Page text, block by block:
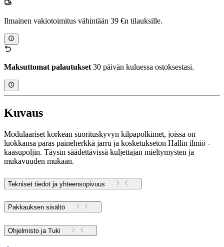
Ilmainen vakiotoimitus vähintään 39 €n tilauksille.
Maksuttomat palautukset30 päivän kuluessa ostoksestasi.
Kuvaus
Modulaariset korkean suorituskyvyn kilpapolkimet, joissa on
luokkansa paras paineherkkä jarru ja kosketukseton Hallin ilmiö -
kaasupoljin. Täysin säädettävissä kuljettajan mieltymysten ja
mukavuuden mukaan.
Tekniset tiedot ja yhteensopivuus
Pakkauksen sisältö
Ohjelmisto ja Tuki